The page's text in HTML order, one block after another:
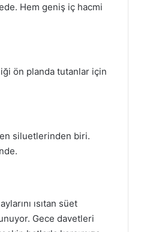
Hem geniş iç hacmi
ön planda tutanlar için
siluetlerinden biri.
ısıtan süet
Gece davetleri